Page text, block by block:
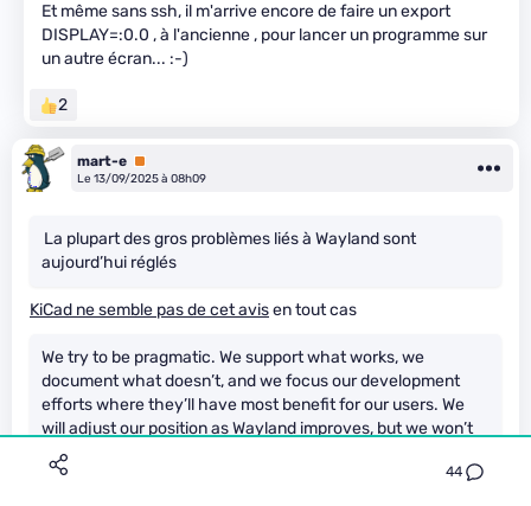
44
Et même sans ssh, il m'arrive encore de faire un export
DISPLAY=:0.0 , à l'ancienne , pour lancer un programme sur
un autre écran... :-)
2
mart-e Premium
Le 13/09/2025 à 08h09
La plupart des gros problèmes liés à Wayland sont
aujourd’hui réglés
KiCad ne semble pas de cet avisen tout cas
We try to be pragmatic. We support what works, we
document what doesn’t, and we focus our development
efforts where they’ll have most benefit for our users. We
will adjust our position as Wayland improves, but we won’t
compromise the reliability and functionality of KiCad. For
now, if you need to use KiCad on Linux, use X11.